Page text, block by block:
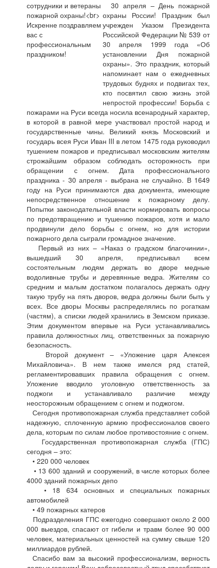
30 апреля – День пожарной
охраны России! Праздник был
учрежден Указом Президента
Российской Федерации № 539 от
30 апреля 1999 года «Об
установлении Дня пожарной
охраны». Это праздник, который
напоминает нам о ежедневных
трудовых буднях и подвигах тех,
кто посвятил свою жизнь этой
непростой профессии! Борьба с
пожарами на Руси всегда носила всенародный характер,
в которой в равной мере участвовал простой народ и
государственные чины. Великий князь Московский и
государь всея Руси Иван III в летом 1475 года руководил
тушением пожаров и предписывал московским жителям
строжайшим образом соблюдать осторожность при
обращении с огнем. Дата профессионального
праздника - 30 апреля - выбрана не случайно. В 1649
году на Руси принимаются два документа, имеющие
непосредственное отношение к пожарному делу.
Попытки законодательной власти нормировать вопросы
по предотвращению и тушению пожаров, хотя и мало
продвинули дело борьбы с огнем, но для истории
пожарного дела сыграли громадное значение.
Первый из них – «Наказ о градском благочинии»,
вышедший 30 апреля, предписывал всем
состоятельным людям держать во дворе медные
водоливные трубы и деревянные ведра. Жителям со
средним и малым достатком полагалось держать одну
такую трубу на пять дворов, ведра должны были быть у
всех. Все дворы Москвы распределялись по рогаткам
(частям), а списки людей хранились в Земском приказе.
Этим документом впервые на Руси устанавливались
правила должностных лиц, ответственных за пожарную
безопасность.
Второй документ – «Уложение царя Алексея
Михайловича». В нем также имелся ряд статей,
регламентировавших правила обращения с огнем.
Уложение вводило уголовную ответственность за
поджоги и устанавливало различие между
неосторожным обращением с огнем и поджогом.
Сегодня противопожарная служба представляет собой
надежную, сплоченную армию профессионалов своего
дела, которым по силам любое противостояние с огнем.
Государственная противопожарная служба (ГПС)
сегодня – это:
• 220 000 человек
• 13 600 зданий и сооружений, в числе которых более
4000 зданий пожарных депо
• 18 634 основных и специальных пожарных
автомобилей
• 49 пожарных катеров
Подразделения ГПС ежегодно совершают около 2 000
000 выездов, спасают от гибели и травм более 90 000
человек, материальных ценностей на сумму свыше 120
миллиардов рублей.
Спасибо вам за высокий профессионализм, верность